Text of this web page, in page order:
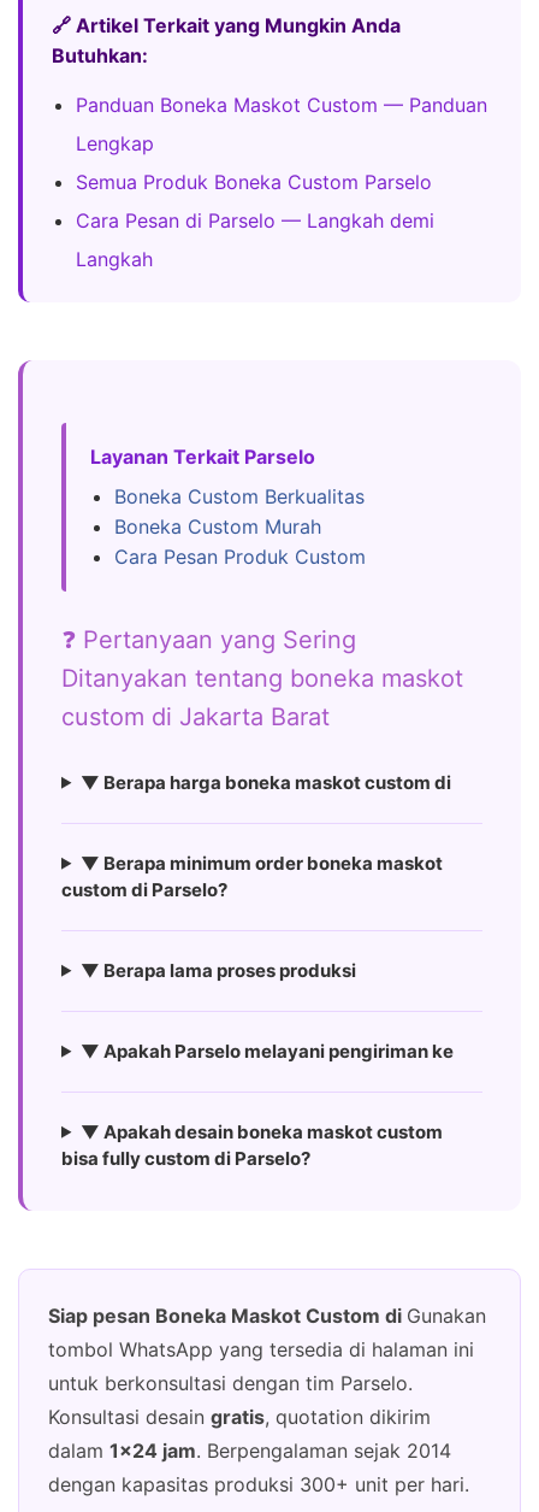
🔗 Artikel Terkait yang Mungkin Anda
Butuhkan:
Panduan Boneka Maskot Custom — Panduan
Lengkap
Semua Produk Boneka Custom Parselo
Cara Pesan di Parselo — Langkah demi
Langkah
Layanan Terkait Parselo
Boneka Custom Berkualitas
Boneka Custom Murah
Cara Pesan Produk Custom
❓ Pertanyaan yang Sering
Ditanyakan tentang boneka maskot
custom di Jakarta Barat
▼ Berapa harga boneka maskot custom di
▼ Berapa minimum order boneka maskot
custom di Parselo?
▼ Berapa lama proses produksi
▼ Apakah Parselo melayani pengiriman ke
▼ Apakah desain boneka maskot custom
bisa fully custom di Parselo?
Siap pesan Boneka Maskot Custom di Gunakan
tombol WhatsApp yang tersedia di halaman ini
untuk berkonsultasi dengan tim Parselo.
Konsultasi desain gratis, quotation dikirim
dalam 1×24 jam. Berpengalaman sejak 2014
dengan kapasitas produksi 300+ unit per hari.